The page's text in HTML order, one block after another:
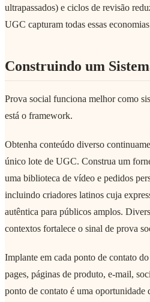
ultrapassados) e ciclos de revisão
UGC capturam todas essas
Construindo um
Prova social funciona melhor como
está o framework.
Obtenha conteúdo diverso
único lote de UGC. Construa um
uma biblioteca de vídeo e pedidos
incluindo criadores latinos cuja
autêntica para públicos amplos.
contextos fortalece o sinal de prova
Implante em cada ponto de contato
pages, páginas de produto, e-mail,
ponto de contato é uma oportunidade